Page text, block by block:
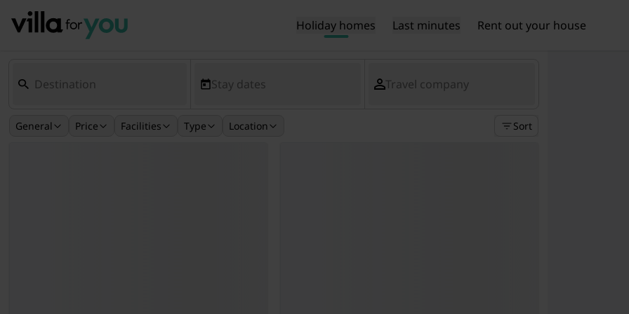
Holiday homes Last minutes Rent out your house
Stay dates Travel company
General Price Facilities Type Location Sort